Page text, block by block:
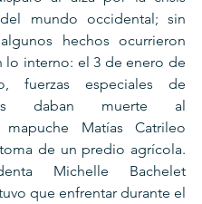
mundo occidental; sin
hechos ocurrieron
lo interno: el 3 de enero de
fuerzas especiales de
daban muerte al
mapuche Matías Catrileo
de un predio agrícola.
Michelle Bachelet
que enfrentar durante el